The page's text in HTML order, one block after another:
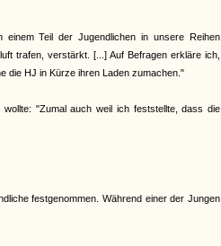
einem Teil der Jugendlichen in unsere Reihen
trafen, verstärkt. [...] Auf Befragen erkläre ich,
die HJ in Kürze ihren Laden zumachen."
"Zumal auch weil ich feststellte, dass die
festgenommen. Während einer der Jungen